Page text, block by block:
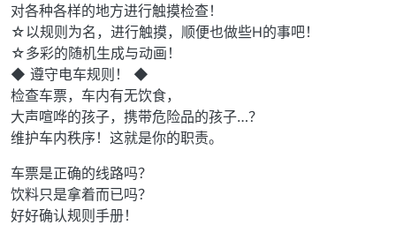
对各种各样的地方进行触摸检查！
☆以规则为名，进行触摸，顺便也做些H的事吧！
☆多彩的随机生成与动画！
◆ 遵守电车规则！ ◆
检查车票，车内有无饮食，
大声喧哗的孩子，携带危险品的孩子…？
维护车内秩序！这就是你的职责。
车票是正确的线路吗？
饮料只是拿着而已吗？
好好确认规则手册！